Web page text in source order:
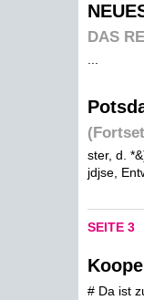
DAS
ster, d.
jdjse,
SEITE 3
# Da ist